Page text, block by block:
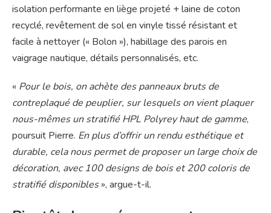
isolation performante en liège projeté + laine de coton
recyclé, revêtement de sol en vinyle tissé résistant et
facile à nettoyer (« Bolon »), habillage des parois en
vaigrage nautique, détails personnalisés, etc.
« Pour le bois, on achète des panneaux bruts de
contreplaqué de peuplier, sur lesquels on vient plaquer
nous-mêmes un stratifié HPL Polyrey haut de gamme,
poursuit Pierre. En plus d’offrir un rendu esthétique et
durable, cela nous permet de proposer un large choix de
décoration, avec 100 designs de bois et 200 coloris de
stratifié disponibles», argue-t-il.